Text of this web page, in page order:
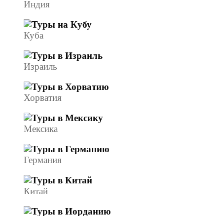
Индия
Куба
Израиль
Хорватия
Мексика
Германия
Китай